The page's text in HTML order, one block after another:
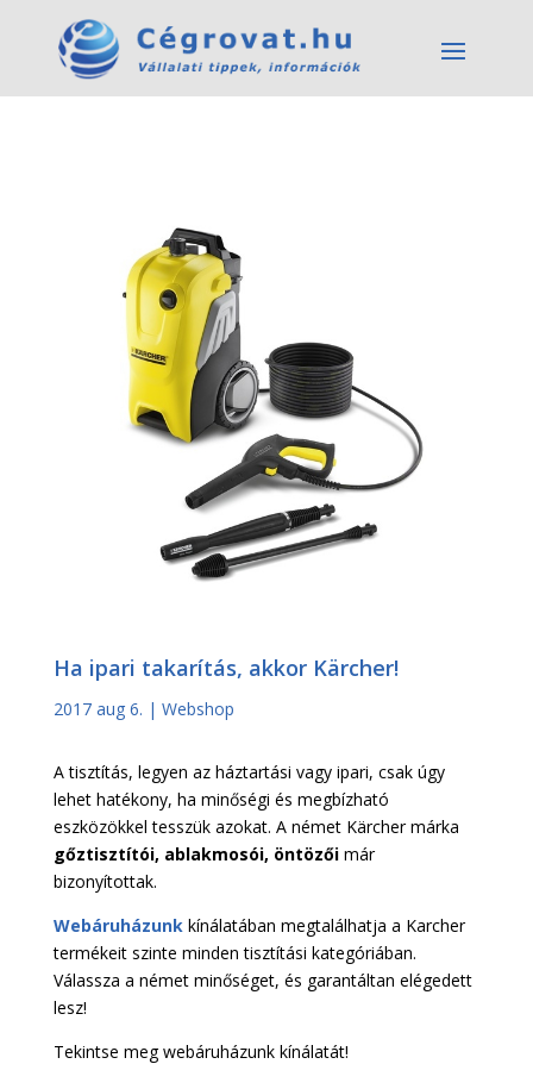
Ha ipari takarítás, akkor Kärcher!
2017 aug 6. | Webshop
A tisztítás, legyen az háztartási vagy ipari, csak úgy
lehet hatékony, ha minőségi és megbízható
eszközökkel tesszük azokat. A német Kärcher márka
gőztisztítói, ablakmosói, öntözőimár
bizonyítottak.
Webáruházunkkínálatában megtalálhatja a Karcher
termékeit szinte minden tisztítási kategóriában.
Válassza a német minőséget, és garantáltan elégedett
lesz!
Tekintse meg webáruházunk kínálatát!